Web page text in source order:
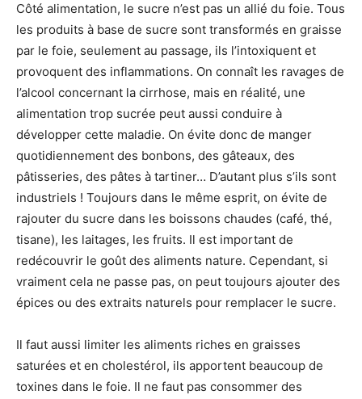
Côté alimentation, le sucre n’est pas un allié du foie. Tous
les produits à base de sucre sont transformés en graisse
par le foie, seulement au passage, ils l’intoxiquent et
provoquent des inflammations. On connaît les ravages de
l’alcool concernant la cirrhose, mais en réalité, une
alimentation trop sucrée peut aussi conduire à
développer cette maladie. On évite donc de manger
quotidiennement des bonbons, des gâteaux, des
pâtisseries, des pâtes à tartiner… D’autant plus s’ils sont
industriels ! Toujours dans le même esprit, on évite de
rajouter du sucre dans les boissons chaudes (café, thé,
tisane), les laitages, les fruits. Il est important de
redécouvrir le goût des aliments nature. Cependant, si
vraiment cela ne passe pas, on peut toujours ajouter des
épices ou des extraits naturels pour remplacer le sucre.
Il faut aussi limiter les aliments riches en graisses
saturées et en cholestérol, ils apportent beaucoup de
toxines dans le foie. Il ne faut pas consommer des